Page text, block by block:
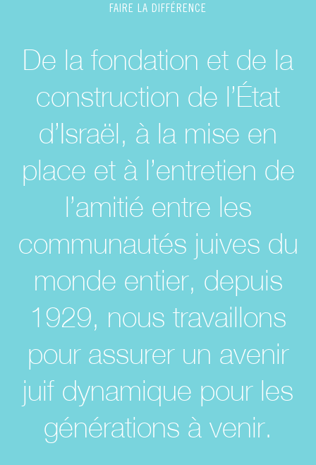
FAIRE LA DIFFÉRENCE
De la fondation et de la
construction de l’État
d’Israël, à la mise en
place et à l’entretien de
l’amitié entre les
communautés juives du
monde entier, depuis
1929, nous travaillons
pour assurer un avenir
juif dynamique pour les
générations à venir.